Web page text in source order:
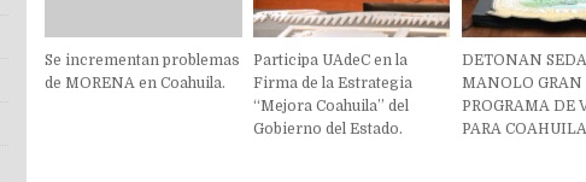
Se incrementan problemas
de MORENA en Coahuila.
Participa UAdeC en la
Firma de la Estrategia
“Mejora Coahuila” del
Gobierno del Estado.
DETONAN
MANOLO GRAN
PROGRAMA DE
PARA